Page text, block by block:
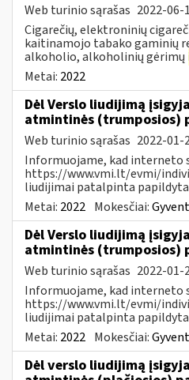
Web turinio sąrašas 2022-06-
Cigarečių, elektroninių
kaitinamojo tabako gaminių
alkoholio, alkoholinių gėrimų
Metai: 2022
Dėl Verslo liudijimą
atmintinės (trumposios)
Web turinio sąrašas 2022-01-
Informuojame, kad interneto
https://www.vmi.lt/evmi/
liudijimai patalpinta papildyta
Metai: 2022 Mokesčiai:
Dėl Verslo liudijimą
atmintinės (trumposios)
Web turinio sąrašas 2022-01-
Informuojame, kad interneto
https://www.vmi.lt/evmi/
liudijimai patalpinta papildyta
Metai: 2022 Mokesčiai:
Dėl verslo liudijimą